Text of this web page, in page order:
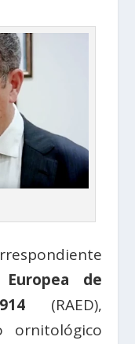
Europea de
(RAED),
ornitológico